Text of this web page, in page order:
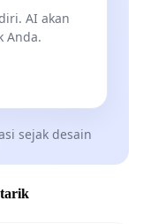
AI akan
Anda.
sejak desain